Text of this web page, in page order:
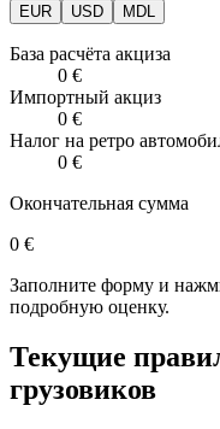
EUR USD MDL
База расчёта акциза
0 €
Импортный акциз
0 €
Налог на ретро
0 €
Окончательная сумма
0 €
Заполните форму и
подробную оценку.
Текущие
грузовиков